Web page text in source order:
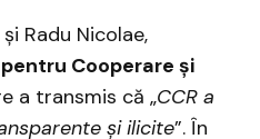
Radu Nicolae,
Cooperare și
a transmis că „CCR a
și ilicite”. În